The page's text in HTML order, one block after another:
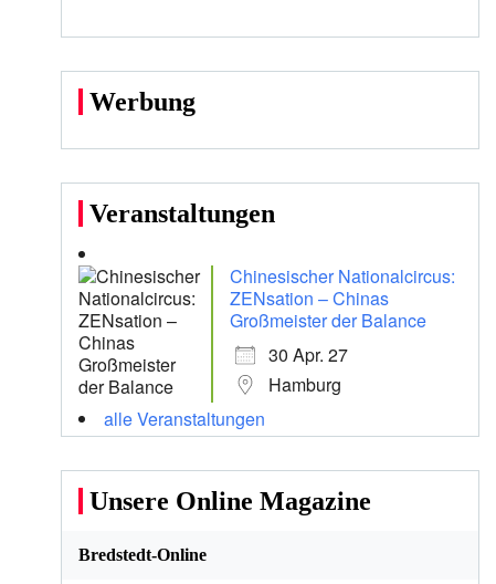
Werbung
Veranstaltungen
Chinesischer Nationalcircus:
ZENsation – Chinas
Großmeister der Balance
30 Apr. 27
Hamburg
alle Veranstaltungen
Unsere Online Magazine
Bredstedt-Online